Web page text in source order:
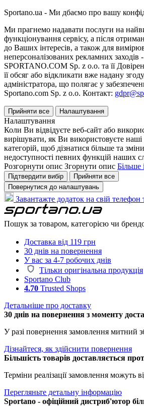
Sportano.ua - Ми дбаємо про вашу
Ми прагнемо надавати послуги на
функціонування сервісу, а після
до Ваших інтересів, а також для
неперсоналізованих рекламних
SPORTANO.COM Sp. z o.o. та її
її обсяг або відкликати вже надану
адміністратора, що полягає у
Sportano.com Sp. z o.o. Контакт:
Прийняти все Налаштування
Налаштування
Коли Ви відвідуєте веб-сайт або
вирішувати, як Ви використовуєте
категорій, щоб дізнатися більше та
недоступності певних функцій наших
Розгорнути опис Згорнути опис Більше
Підтвердити вибір
Прийняти все
Повернутися до налаштувань
Завантажте додаток на свій
Пошук за товаром, категорією чи
Доставка від 119 грн
30 днів на повернення
У вас за 4-7 робочих днів
Тільки оригінальна продукція
Sportano Club
4.70 Trusted Shops
Детальніше про доставку
30 днів на повернення з моменту
У разі повернення замовлення митний
Дізнайтеся, як здійснити повернення
Більшість товарів доставляється
Терміни реалізації замовлення можуть
Перегляньте детальну інформацію
Sportano - офіційний дистриб'ютор